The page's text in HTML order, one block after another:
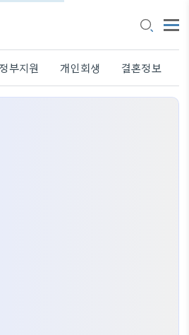
정부지원 개인회생 결혼정보